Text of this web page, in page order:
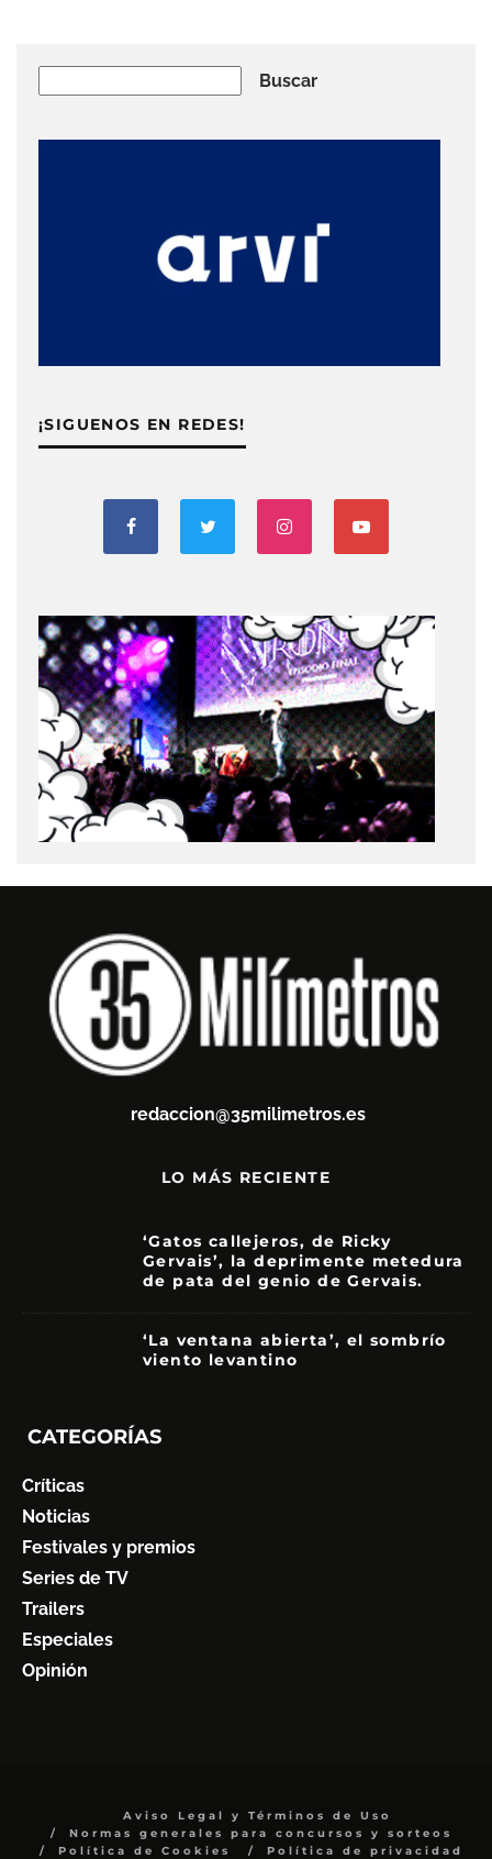
Buscar
¡SIGUENOS EN REDES!
redaccion@35milimetros.es
LO MÁS RECIENTE
‘Gatos callejeros, de Ricky
Gervais’, la deprimente metedura
de pata del genio de Gervais.
‘La ventana abierta’, el sombrío
viento levantino
CATEGORÍAS
Críticas
Noticias
Festivales y premios
Series de TV
Trailers
Especiales
Opinión
Aviso Legal y Términos de Uso
Normas generales para concursos y sorteos
Política de Cookies
Política de privacidad